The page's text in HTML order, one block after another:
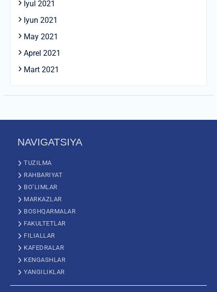
Iyul 2021
Iyun 2021
May 2021
Aprel 2021
Mart 2021
NAVIGATSIYA
TUZILMA
RAHBARIYAT
BO’LIMLAR
MARKAZLAR
BOSHQARMALAR
FAKULTETLAR
FILIALLAR
KAFEDRALAR
KENGASHLAR
YANGILIKLAR